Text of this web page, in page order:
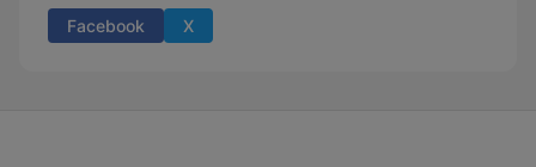
Facebook X